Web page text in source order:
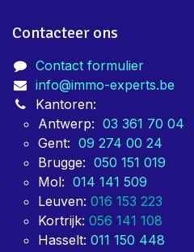
Contacteer ons
Contact formulier
info@immo-experts.be
Kantoren:
Antwerp: 03 361 70 04
Gent: 09 274 00 24
Brugge: 050 151 019
Mol: 014 141 509
Leuven: 016 153 223
Kortrijk: 056 141 108
Hasselt: 011 150 448